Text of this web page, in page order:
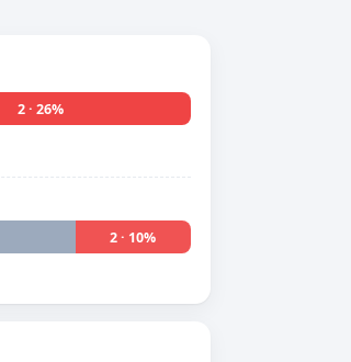
2 · 26%
2 · 10%